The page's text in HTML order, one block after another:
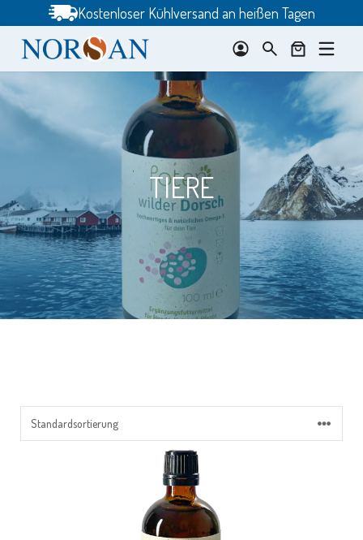
springen
Kostenloser Kühlversand an heißen Tagen
TIERE